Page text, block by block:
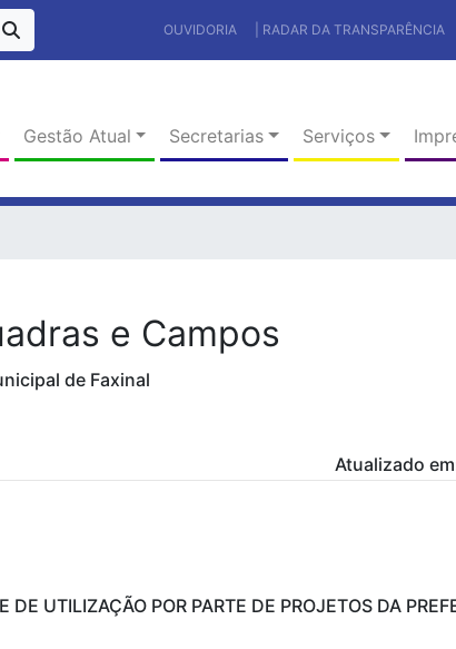
OUVIDORIA | RADAR DA TRANSPARÊNCIA
Gestão Atual Secretarias Serviços
e Campos
de Faxinal
Atualizado
UTILIZAÇÃO POR PARTE DE PROJETOS DA